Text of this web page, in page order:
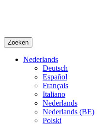
Zoeken
Nederlands
Deutsch
Español
Français
Italiano
Nederlands
Nederlands (BE)
Polski